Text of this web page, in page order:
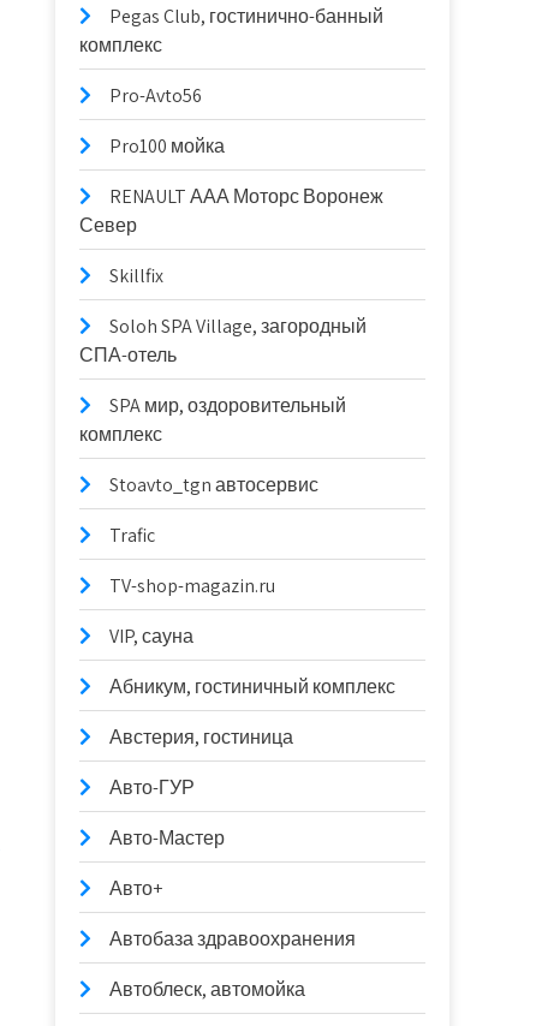
Pegas Club, гостинично-банный
комплекс
Pro-Avto56
Pro100 мойка
RENAULT ААА Моторс Воронеж
Север
Skillfix
Soloh SPA Village, загородный
СПА-отель
SPA мир, оздоровительный
комплекс
Stoavto_tgn автосервис
Trafic
TV-shop-magazin.ru
VIP, сауна
Абникум, гостиничный комплекс
Австерия, гостиница
Авто-ГУР
Авто-Мастер
Авто+
Автобаза здравоохранения
Автоблеск, автомойка